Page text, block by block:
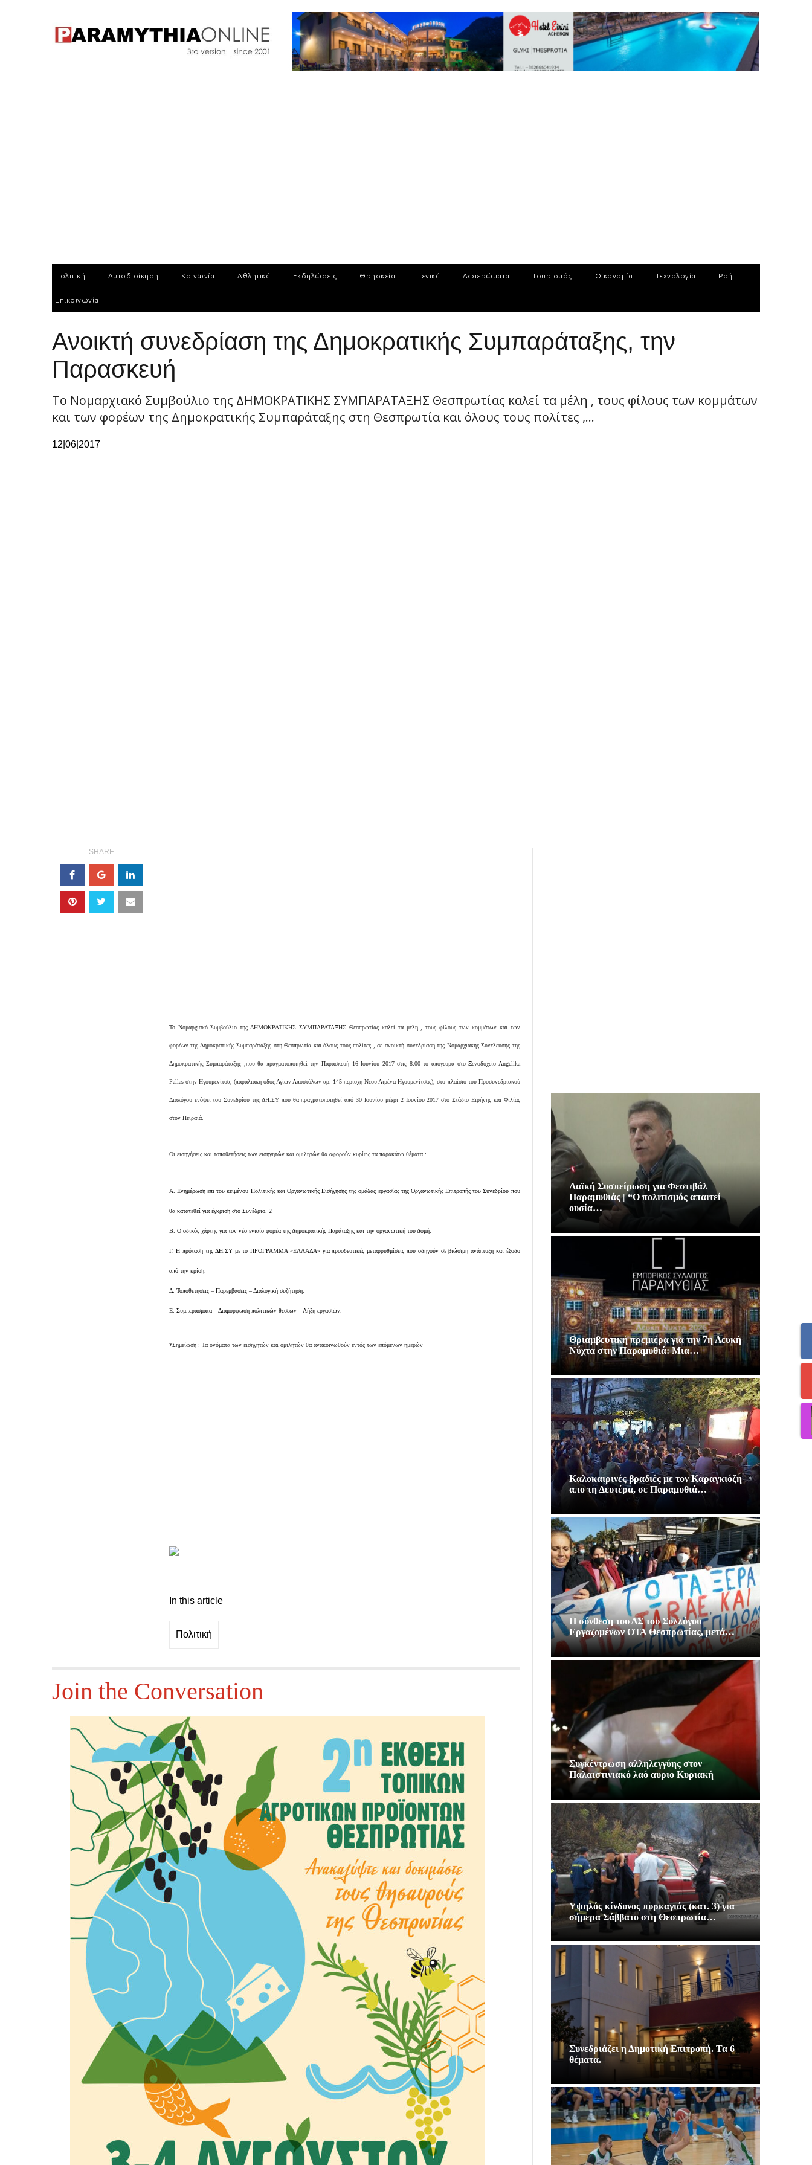
Πολιτική Αυτοδιοίκηση Κοινωνία Αθλητικά Εκδηλώσεις Θρησκεία Γενικά Αφιερώματα Τουρισμός Οικονομία Τεχνολογία Ροή
Επικοινωνία
Ανοικτή συνεδρίαση της Δημοκρατικής Συμπαράταξης, την
Παρασκευή
Το Νομαρχιακό Συμβούλιο της ΔΗΜΟΚΡΑΤΙΚΗΣ ΣΥΜΠΑΡΑΤΑΞΗΣ Θεσπρωτίας καλεί τα μέλη , τους φίλους των κομμάτων
και των φορέων της Δημοκρατικής Συμπαράταξης στη Θεσπρωτία και όλους τους πολίτες ,...
12|06|2017
SHARE
Το Νομαρχιακό Συμβούλιο της ΔΗΜΟΚΡΑΤΙΚΗΣ ΣΥΜΠΑΡΑΤΑΞΗΣ Θεσπρωτίας καλεί τα μέλη , τους φίλους των κομμάτων και των
φορέων της Δημοκρατικής Συμπαράταξης στη Θεσπρωτία και όλους τους πολίτες , σε ανοικτή συνεδρίαση της Νομαρχιακής Συνέλευσης της
Δημοκρατικής Συμπαράταξης ,που θα πραγματοποιηθεί την Παρασκευή 16 Ιουνίου 2017 στις 8:00 το απόγευμα στο Ξενοδοχείο Αngelika
Pallas στην Ηγουμενίτσα, (παραλιακή οδός Αγίων Αποστόλων αρ. 145 περιοχή Νέου Λιμένα Ηγουμενίτσας), στο πλαίσιο του Προσυνεδριακού
Διαλόγου ενόψει του Συνεδρίου της ΔΗ.ΣΥ που θα πραγματοποιηθεί από 30 Ιουνίου μέχρι 2 Ιουνίου 2017 στο Στάδιο Ειρήνης και Φιλίας
στον Πειραιά.
Οι εισηγήσεις και τοποθετήσεις των εισηγητών και ομιλητών θα αφορούν κυρίως τα παρακάτω θέματα :
Α. Ενημέρωση επι του κειμένου Πολιτικής και Οργανωτικής Εισήγησης της ομάδας εργασίας της Οργανωτικής Επιτροπής του Συνεδρίου που
θα κατατεθεί για έγκριση στο Συνέδριο. 2
Β. Ο οδικός χάρτης για τον νέο ενιαίο φορέα της Δημοκρατικής Παράταξης και την οργανωτική του Δομή.
Γ. Η πρόταση της ΔΗ.ΣΥ με το ΠΡΟΓΡΑΜΜΑ «ΕΛΛΑΔΑ» για προοδευτικές μεταρρυθμίσεις που οδηγούν σε βιώσιμη ανάπτυξη και έξοδο
από την κρίση.
Δ. Τοποθετήσεις – Παρεμβάσεις – Διαλογική συζήτηση.
Ε. Συμπεράσματα – Διαμόρφωση πολιτικών θέσεων – Λήξη εργασιών.
*Σημείωση : Τα ονόματα των εισηγητών και ομιλητών θα ανακοινωθούν εντός των επόμενων ημερών
In this article
Πολιτική
Join the Conversation
Λαϊκή Συσπείρωση για Φεστιβάλ
Παραμυθιάς | “Ο πολιτισμός απαιτεί
ουσία…
Θριαμβευτική πρεμιέρα για την 7η Λευκή
Νύχτα στην Παραμυθιά: Μια…
Καλοκαιρινές βραδιές με τον Καραγκιόζη
απο τη Δευτέρα, σε Παραμυθιά…
Η σύνθεση του ΔΣ του Συλλόγου
Εργαζομένων ΟΤΑ Θεσπρωτίας, μετά…
Συγκέντρωση αλληλεγγύης στον
Παλαιστινιακό λαό αυριο Κυριακή
Υψηλός κίνδυνος πυρκαγιάς (κατ. 3) για
σήμερα Σάββατο στη Θεσπρωτία…
Συνεδριάζει η Δημοτική Επιτροπή. Τα 6
θέματα.